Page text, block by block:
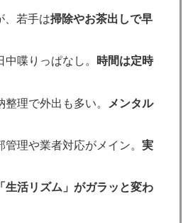
、若手は掃除やお茶出しで早
中喋りっぱなし。
時間は定時
整理で外出も多い。
メンタル
管理や業者対応がメイン。実
「生活リズム」がガラッと変わ